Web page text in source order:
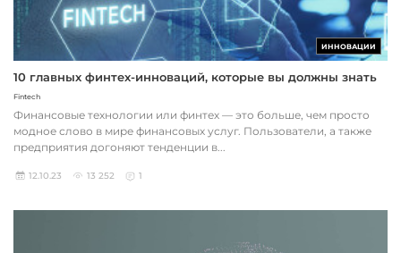
ИННОВАЦИИ
10 главных финтех-инноваций, которые вы должны знать
Fintech
Финансовые технологии или финтех — это больше, чем просто
модное слово в мире финансовых услуг. Пользователи, а также
предприятия догоняют тенденции в...
12.10.23 13 252 1